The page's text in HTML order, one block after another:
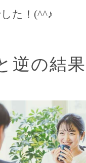
た！(^^♪
逆の結